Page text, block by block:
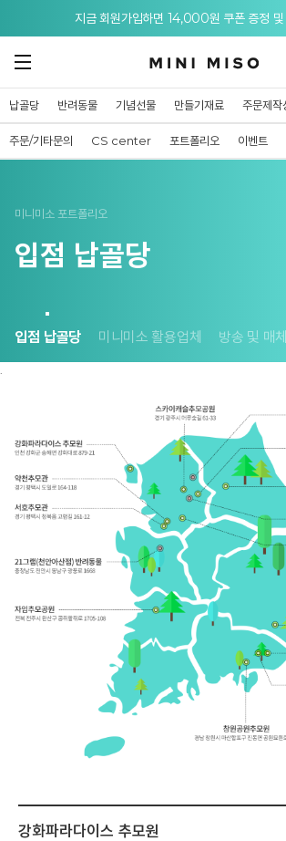
지금 회원가입하면 14,000원 쿠폰 증정 및
납골당 반려동물 기념선물 만들기재료 주문제작
주문/기타문의 CS center 포트폴리오 이벤트
미니미소 포트폴리오
입점 납골당
입점 납골당 미니미소 활용업체 방송 및 매체
.
강화파라다이스 추모원